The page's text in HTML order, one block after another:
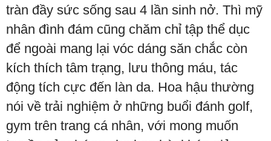
tràn đầy sức sống sau 4 lần sinh nở. Thì mỹ
nhân đình đám cũng chăm chỉ tập thể dục
để ngoài mang lại vóc dáng săn chắc còn
kích thích tâm trạng, lưu thông máu, tác
động tích cực đến làn da. Hoa hậu thường
nói về trải nghiệm ở những buổi đánh golf,
gym trên trang cá nhân, với mong muốn